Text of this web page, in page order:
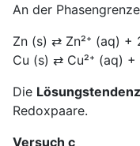
An der
Zn (s) ⇄ Zn²⁺ (aq) +
Cu (s) ⇄ Cu²⁺ (aq) +
Die Lösungstendenz
Redoxpaare.
Versuch c